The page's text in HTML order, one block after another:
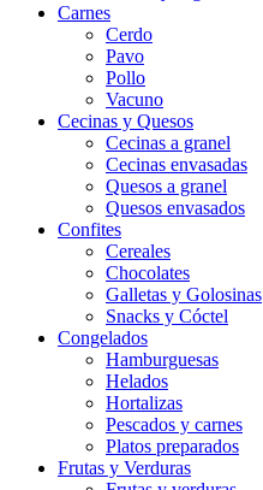
Carnes
Cerdo
Pavo
Pollo
Vacuno
Cecinas y Quesos
Cecinas a granel
Cecinas envasadas
Quesos a granel
Quesos envasados
Confites
Cereales
Chocolates
Galletas y Golosinas
Snacks y Cóctel
Congelados
Hamburguesas
Helados
Hortalizas
Pescados y carnes
Platos preparados
Frutas y Verduras